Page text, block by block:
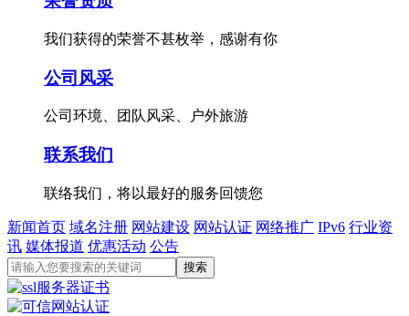
我们获得的荣誉不甚枚举，感谢有你
公司风采
公司环境、团队风采、户外旅游
联系我们
联络我们，将以最好的服务回馈您
新闻首页 域名注册 网站建设 网站认证 网络推广 IPv6 行业资
讯 媒体报道 优惠活动 公告